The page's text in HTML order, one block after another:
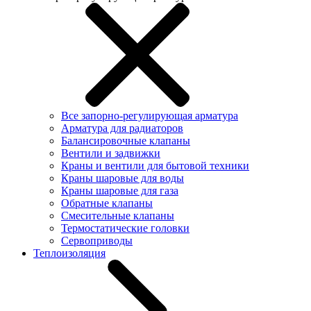
Все запорно-регулирующая арматура
Арматура для радиаторов
Балансировочные клапаны
Вентили и задвижки
Краны и вентили для бытовой техники
Краны шаровые для воды
Краны шаровые для газа
Обратные клапаны
Смесительные клапаны
Термостатические головки
Сервоприводы
Теплоизоляция